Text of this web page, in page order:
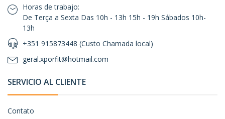
Horas de trabajo:
De Terça a Sexta Das 10h - 13h 15h - 19h Sábados 10h-
13h
+351 915873448 (Custo Chamada local)
geral.xporfit@hotmail.com
SERVICIO AL CLIENTE
Contato